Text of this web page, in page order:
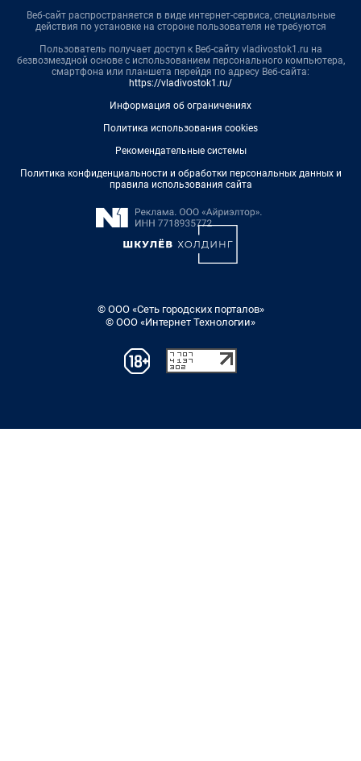
Веб-сайт распространяется в виде интернет-сервиса, специальные
действия по установке на стороне пользователя не требуются
Пользователь получает доступ к Веб-сайту vladivostok1.ru на
безвозмездной основе с использованием персонального компьютера,
смартфона или планшета перейдя по адресу Веб-сайта:
https://vladivostok1.ru/
Информация об ограничениях
Политика использования cookies
Рекомендательные системы
Политика конфиденциальности и обработки персональных данных и
правила использования сайта
© ООО «Сеть городских порталов»
© ООО «Интернет Технологии»